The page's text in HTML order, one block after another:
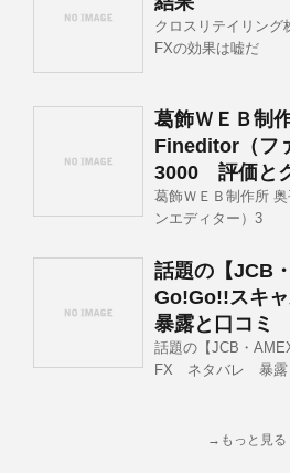
クロスリテイリング
FXの効果は嘘だ
葛飾ＷＥＢ制
Fineditor（フ
3000 評価と
葛飾ＷＥＢ制作所
ンエディター）3
話題の【JCB
Go!Go!!スキ
暴露と口コミ
話題の【JCB・
FX ネタバレ 暴露
→もっと見る